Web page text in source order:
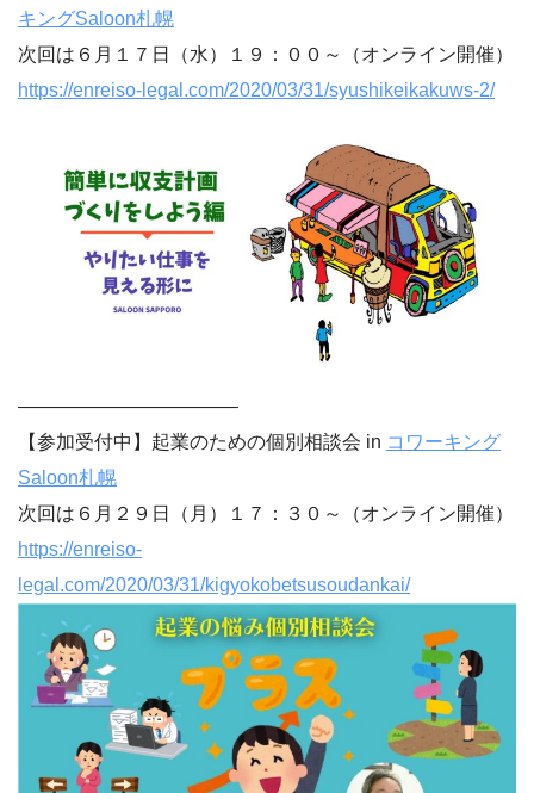
キングSaloon札幌
次回は６月１７日（水）１９：００～（オンライン開催）
https://enreiso-legal.com/2020/03/31/syushikeikakuws-2/
———————————–
【参加受付中】起業のための個別相談会 in コワーキング
Saloon札幌
次回は６月２９日（月）１７：３０～（オンライン開催）
https://enreiso-
legal.com/2020/03/31/kigyokobetsusoudankai/